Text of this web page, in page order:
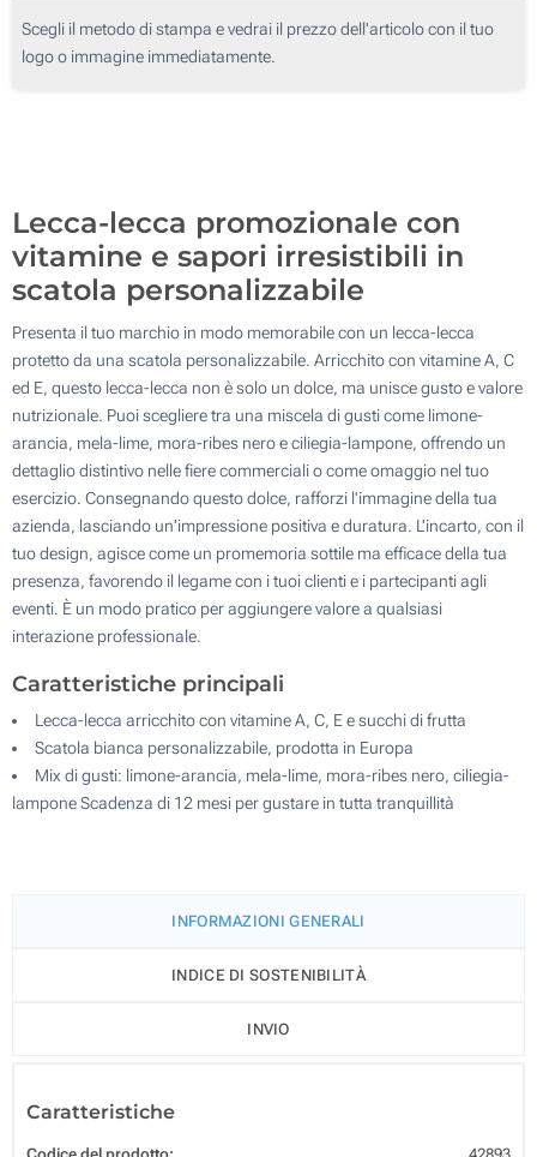
5000
10000
Scegli il metodo di stampa e vedrai il prezzo dell'articolo con il tuo
logo o immagine immediatamente.
Lecca-lecca promozionale con
vitamine e sapori irresistibili in
scatola personalizzabile
Presenta il tuo marchio in modo memorabile con un lecca-lecca
protetto da una scatola personalizzabile. Arricchito con vitamine A, C
ed E, questo lecca-lecca non è solo un dolce, ma unisce gusto e valore
nutrizionale. Puoi scegliere tra una miscela di gusti come limone-
arancia, mela-lime, mora-ribes nero e ciliegia-lampone, offrendo un
dettaglio distintivo nelle fiere commerciali o come omaggio nel tuo
esercizio. Consegnando questo dolce, rafforzi l'immagine della tua
azienda, lasciando un'impressione positiva e duratura. L'incarto, con il
tuo design, agisce come un promemoria sottile ma efficace della tua
presenza, favorendo il legame con i tuoi clienti e i partecipanti agli
eventi. È un modo pratico per aggiungere valore a qualsiasi
interazione professionale.
Caratteristiche principali
Lecca-lecca arricchito con vitamine A, C, E e succhi di frutta
Scatola bianca personalizzabile, prodotta in Europa
Mix di gusti: limone-arancia, mela-lime, mora-ribes nero, ciliegia-
lampone Scadenza di 12 mesi per gustare in tutta tranquillità
INFORMAZIONI GENERALI
INDICE DI SOSTENIBILITÀ
INVIO
Caratteristiche